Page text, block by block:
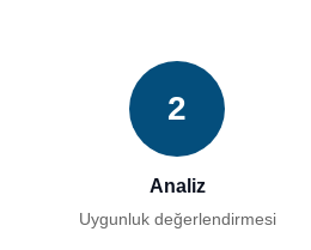
2
Analiz
Uygunluk değerlendirmesi